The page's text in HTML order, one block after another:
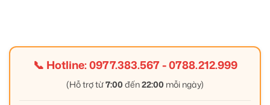
📞 Hotline:0977.383.567-0788.212.999
(Hỗ trợ từ7:00 đến22:00 mỗi ngày)